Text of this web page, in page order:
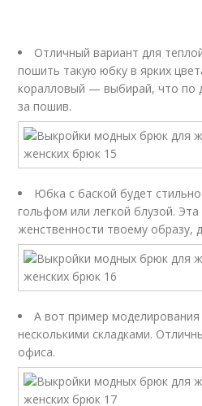
Отличный вариант для
пошить такую юбку в ярких
коралловый — выбирай, что по
за пошив.
Юбка с баской будет
гольфом или легкой блузой.
женственности твоему образу,
А вот пример
несколькими складками.
офиса.